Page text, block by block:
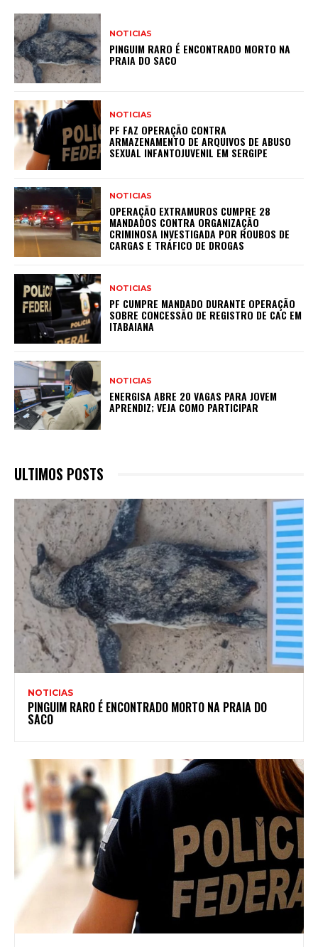
NOTICIAS
PINGUIM RARO É ENCONTRADO MORTO NA
PRAIA DO SACO
NOTICIAS
PF FAZ OPERAÇÃO CONTRA
ARMAZENAMENTO DE ARQUIVOS DE ABUSO
SEXUAL INFANTOJUVENIL EM SERGIPE
NOTICIAS
OPERAÇÃO EXTRAMUROS CUMPRE 28
MANDADOS CONTRA ORGANIZAÇÃO
CRIMINOSA INVESTIGADA POR ROUBOS DE
CARGAS E TRÁFICO DE DROGAS
NOTICIAS
PF CUMPRE MANDADO DURANTE OPERAÇÃO
SOBRE CONCESSÃO DE REGISTRO DE CAC EM
ITABAIANA
NOTICIAS
ENERGISA ABRE 20 VAGAS PARA JOVEM
APRENDIZ; VEJA COMO PARTICIPAR
ULTIMOS POSTS
NOTICIAS
PINGUIM RARO É ENCONTRADO MORTO NA PRAIA DO
SACO